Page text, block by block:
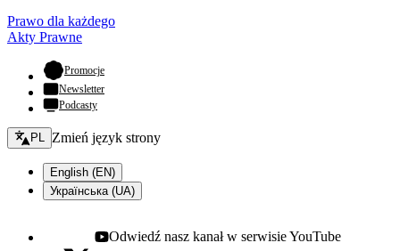
Prawo dla każdego
Akty Prawne
Promocje- otwiera się w nowej karcie
Newsletter
Podcasty
Zmień język - bieżący:
PL Zmień język strony
English (EN)
Українська (UA)
Youtube - otwiera się w nowej karcie
Odwiedź nasz kanał w serwisie YouTube